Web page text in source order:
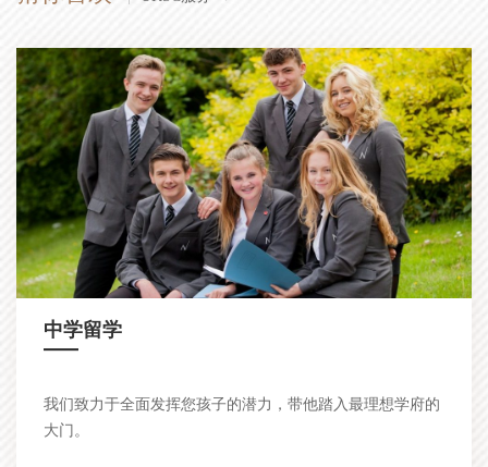
中学留学
—
我们致力于全面发挥您孩子的潜力，带他踏入最理想学府的
大门。